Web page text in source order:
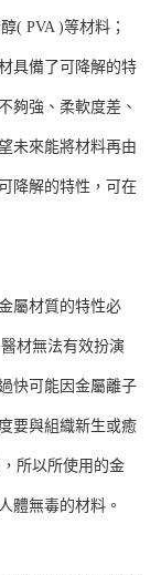
( PVA )等材料；
具備了可降解的特
夠強、柔軟度差、
未來能將材料再由
降解的特性，可在
屬材質的特性必
材無法有效扮演
快可能因金屬離子
要與組織新生或癒
所以所使用的金
體無毒的材料。